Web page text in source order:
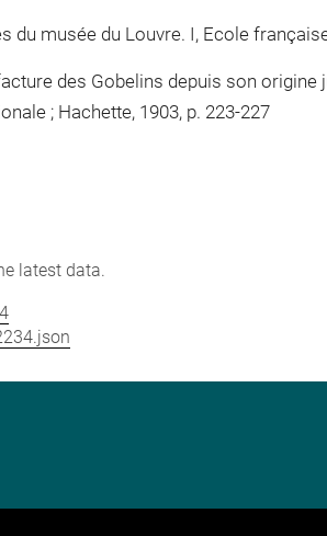
musée du Louvre. I, Ecole
des Gobelins depuis son origine
; Hachette, 1903, p. 223-227
latest data.